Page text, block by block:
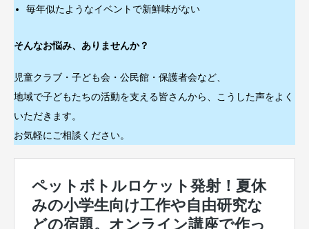
毎年似たようなイベントで新鮮味がない
そんなお悩み、ありませんか？
児童クラブ・子ども会・公民館・保護者会など、
地域で子どもたちの活動を支える皆さんから、こうした声をよく
いただきます。
お気軽にご相談ください。